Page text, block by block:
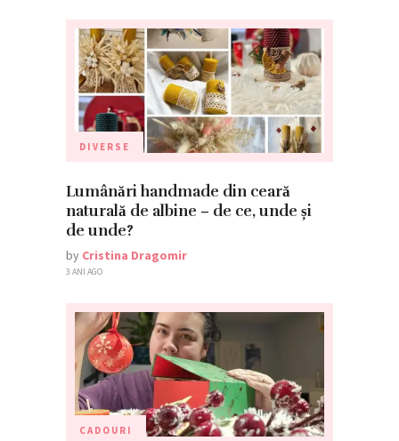
DIVERSE
Lumânări handmade din ceară
naturală de albine – de ce, unde și
de unde?
by Cristina Dragomir
3 ANI AGO
CADOURI